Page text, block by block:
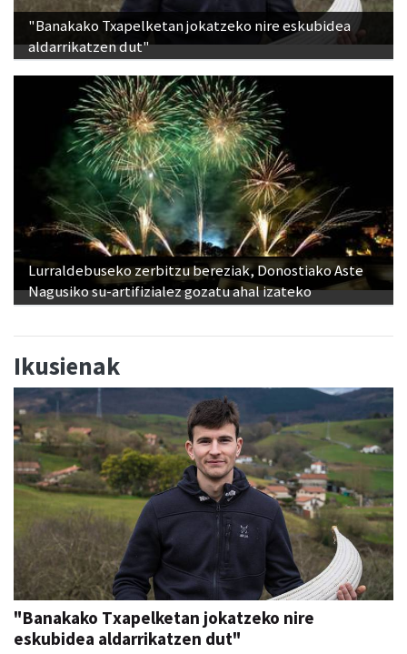
"Banakako Txapelketan jokatzeko nire eskubidea
aldarrikatzen dut"
Lurraldebuseko zerbitzu bereziak, Donostiako Aste
Nagusiko su-artifizialez gozatu ahal izateko
Ikusienak
"Banakako Txapelketan jokatzeko nire
eskubidea aldarrikatzen dut"